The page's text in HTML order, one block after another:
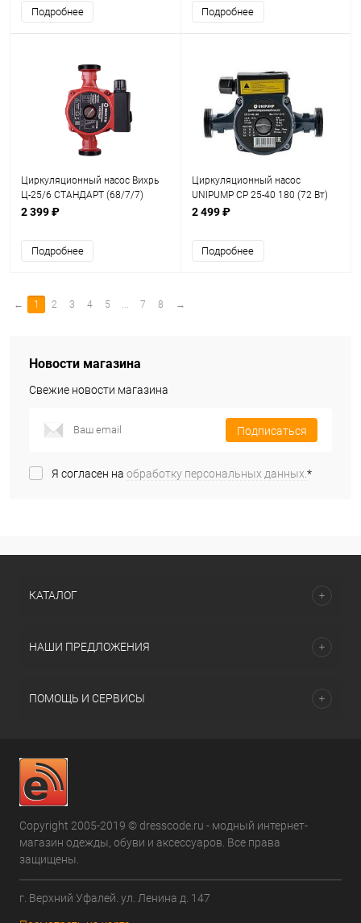
Подробнее Подробнее
Циркуляционный насос Вихрь
Ц-25/6 СТАНДАРТ (68/7/7)
2 399 ₽
Подробнее
Циркуляционный насос
UNIPUMP CP 25-40 180 (72 Вт)
2 499 ₽
Подробнее
← 1 2 3 4 5 ... 7 8 →
Новости магазина
Свежие новости магазина
Подписаться
Я согласен на обработку персональных данных.*
КАТАЛОГ
НАШИ ПРЕДЛОЖЕНИЯ
ПОМОЩЬ И СЕРВИСЫ
Copyright 2005-2019 © dresscode.ru - модный интернет-
магазин одежды, обуви и аксессуаров. Все права
защищены.
г. Верхний Уфалей. ул. Ленина д. 147